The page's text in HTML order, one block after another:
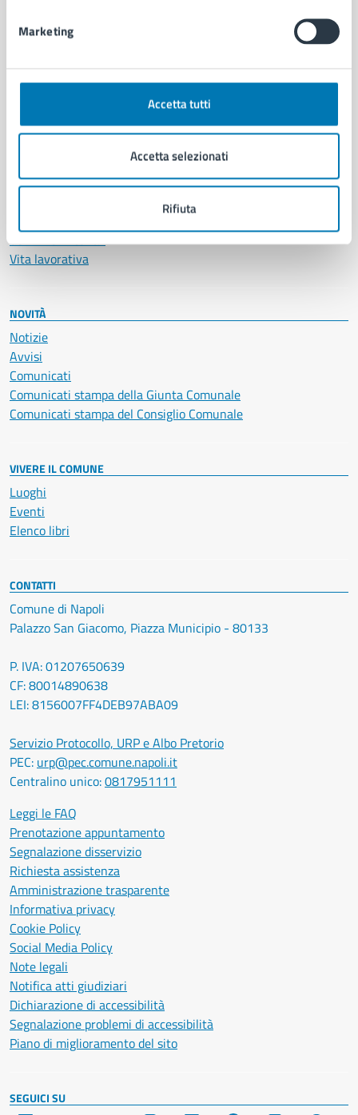
Marketing
Accetta tutti
Accetta selezionati
Rifiuta
CATEGORIE DI SERVIZIO
Anagrafe e stato civile
Cultura e tempo libero
Educazione e formazione
Giustizia e sicurezza pubblica
Servizi Cimiteriali
Vita lavorativa
NOVITÀ
Notizie
Avvisi
Comunicati
Comunicati stampa della Giunta Comunale
Comunicati stampa del Consiglio Comunale
VIVERE IL COMUNE
Luoghi
Eventi
Elenco libri
CONTATTI
Comune di Napoli
Palazzo San Giacomo, Piazza Municipio - 80133
P. IVA: 01207650639
CF: 80014890638
LEI: 8156007FF4DEB97ABA09
Servizio Protocollo, URP e Albo Pretorio
PEC: urp@pec.comune.napoli.it
Centralino unico:0817951111
Leggi le FAQ
Prenotazione appuntamento
Segnalazione disservizio
Richiesta assistenza
Amministrazione trasparente
Informativa privacy
Cookie Policy
Social Media Policy
Note legali
Notifica atti giudiziari
Dichiarazione di accessibilità
Segnalazione problemi di accessibilità
Piano di miglioramento del sito
SEGUICI SU